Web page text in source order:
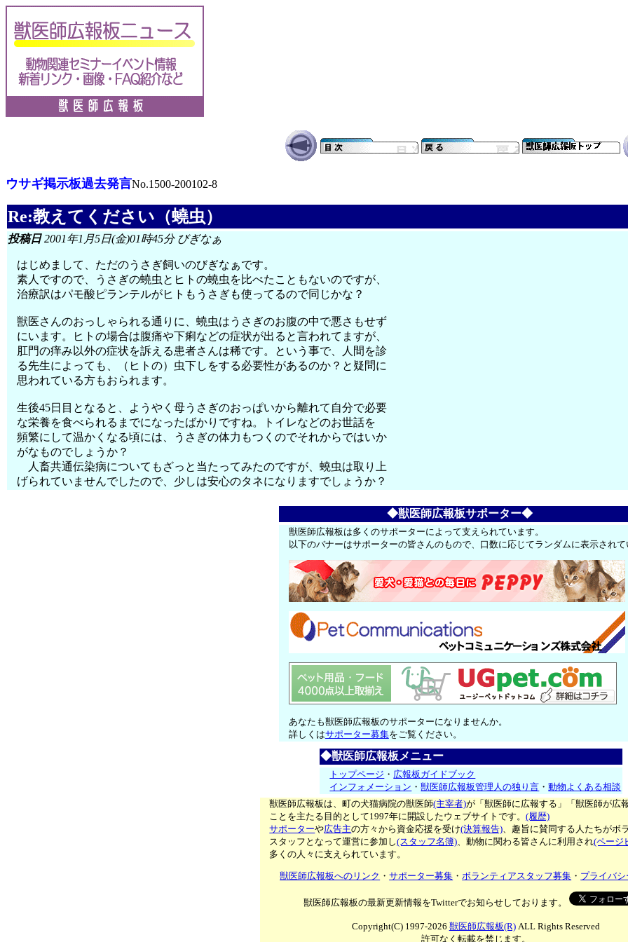
ウサギ掲示板過去発言No.1500-200102-8
Re:教えてください（蟯虫）
投稿日2001年1月5日(金)01時45分 びぎなぁ
はじめまして、ただのうさぎ飼いのびぎなぁです。
素人ですので、うさぎの蟯虫とヒトの蟯虫を比べたこともないのですが、
治療訳はパモ酸ピランテルがヒトもうさぎも使ってるので同じかな？
獣医さんのおっしゃられる通りに、蟯虫はうさぎのお腹の中で悪さもせず
にいます。ヒトの場合は腹痛や下痢などの症状が出ると言われてますが、
肛門の痒み以外の症状を訴える患者さんは稀です。という事で、人間を診
る先生によっても、（ヒトの）虫下しをする必要性があるのか？と疑問に
思われている方もおられます。
生後45日目となると、ようやく母うさぎのおっぱいから離れて自分で必要
な栄養を食べられるまでになったばかりですね。トイレなどのお世話を
頻繁にして温かくなる頃には、うさぎの体力もつくのでそれからではいか
がなものでしょうか？
人畜共通伝染病についてもざっと当たってみたのですが、蟯虫は取り上
げられていませんでしたので、少しは安心のタネになりますでしょうか？
◆獣医師広報板サポーター◆
獣医師広報板は多くのサポーターによって支えられています。
以下のバナーはサポーターの皆さんのもので、口数に応じてランダムに表示され
あなたも獣医師広報板のサポーターになりませんか。
詳しくはサポーター募集をご覧ください。
◆獣医師広報板メニュー
トップページ ・ 広報板ガイドブック
インフォメーション ・獣医師広報板管理人の独り言 ・動物よくある相談
獣医師広報板は、町の犬猫病院の獣医師(主宰者)が「獣医師に広報する」「獣医師が広
ことを主たる目的として1997年に開設したウェブサイトです。(履歴)
サポーターや広告主の方々から資金応援を受け(決算報告)、趣旨に賛同する人たちがボ
スタッフとなって運営に参加し(スタッフ名簿)、動物に関わる皆さんに利用され(ページ
多くの人々に支えられています。
獣医師広報板へのリンク ・サポーター募集 ・ボランティアスタッフ募集 ・ プライバ
獣医師広報板の最新更新情報をTwitterでお知らせしております。
Copyright(C) 1997-2026 獣医師広報板(R)ALL Rights Reserved
許可なく転載を禁じます。